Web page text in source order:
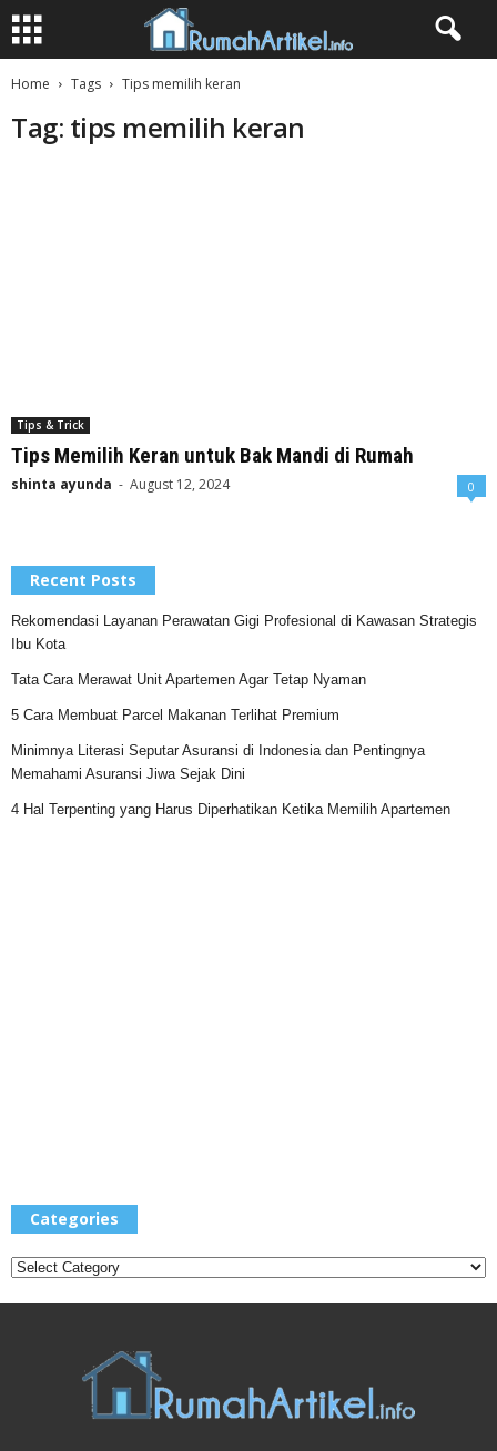
Home Tags Tips memilih keran
Tag: tips memilih keran
Tips & Trick
Tips Memilih Keran untuk Bak Mandi di Rumah
shinta ayunda - August 12, 2024 0
Recent Posts
Rekomendasi Layanan Perawatan Gigi Profesional di Kawasan Strategis
Ibu Kota
Tata Cara Merawat Unit Apartemen Agar Tetap Nyaman
5 Cara Membuat Parcel Makanan Terlihat Premium
Minimnya Literasi Seputar Asuransi di Indonesia dan Pentingnya
Memahami Asuransi Jiwa Sejak Dini
4 Hal Terpenting yang Harus Diperhatikan Ketika Memilih Apartemen
Categories